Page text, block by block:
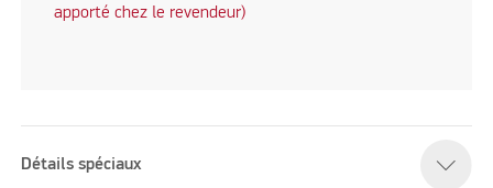
apporté chez le revendeur)
Détails spéciaux